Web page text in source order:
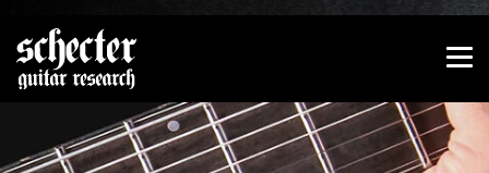
Zeige besser passende Version dieser Seite
Diese Meldung nicht mehr anzeigen